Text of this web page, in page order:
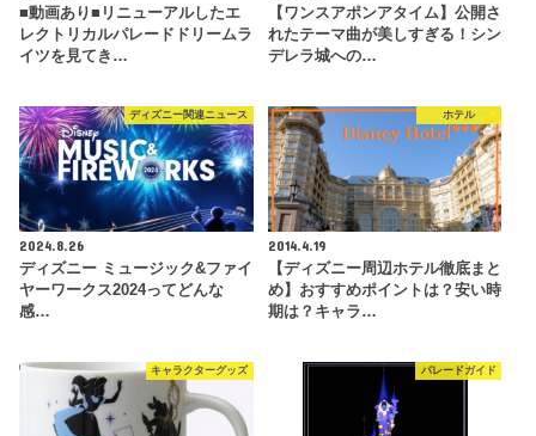
■動画あり■リニューアルしたエ
レクトリカルパレードドリームラ
イツを見てき…
【ワンスアポンアタイム】公開さ
れたテーマ曲が美しすぎる！シン
デレラ城への…
ディズニー関連ニュース
2024.8.26
ディズニー ミュージック&ファイ
ヤーワークス2024ってどんな
感…
ホテル
2014.4.19
【ディズニー周辺ホテル徹底まと
め】おすすめポイントは？安い時
期は？キャラ…
キャラクターグッズ パレードガイド